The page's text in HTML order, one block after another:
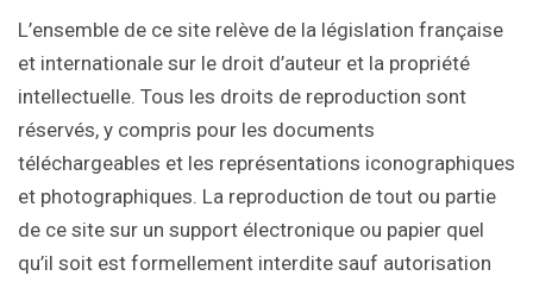
L’ensemble de ce site relève de la législation française
et internationale sur le droit d’auteur et la propriété
intellectuelle. Tous les droits de reproduction sont
réservés, y compris pour les documents
téléchargeables et les représentations iconographiques
et photographiques. La reproduction de tout ou partie
de ce site sur un support électronique ou papier quel
qu’il soit est formellement interdite sauf autorisation